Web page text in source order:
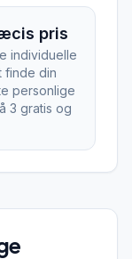
pris
individuelle
finde din
personlige
3 gratis og